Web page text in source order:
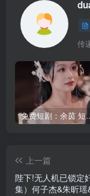
传
免费短剧
上一篇
陛下!无人机已锁定
集）何子杰&朱昕瑶